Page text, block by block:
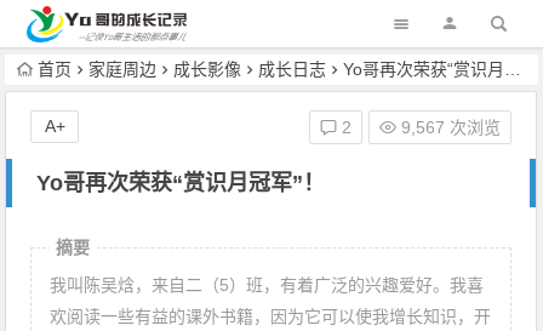
首页 家庭周边 成长影像 成长日志 Yo哥再次荣获“赏识月冠军”！
Yo哥再次荣获“赏识月冠军”！
2 9,567 次浏览
A+
摘要
我叫陈吴焓，来自二（5）班，有着广泛的兴趣爱好。我喜
欢阅读一些有益的课外书籍，因为它可以使我增长知识，开